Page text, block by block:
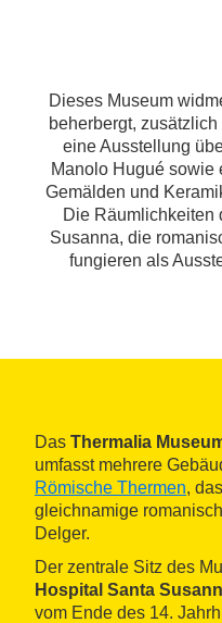
Dieses Museum
beherbergt,
eine Ausstellung
Manolo Hugué sowie
Gemälden und
Die Räumlichkeiten
Susanna, die
fungieren als
Das Thermalia
umfasst mehrere
Römische Thermen,
gleichnamige
Delger.
Der zentrale Sitz des
Hospital Santa
vom Ende des 14.